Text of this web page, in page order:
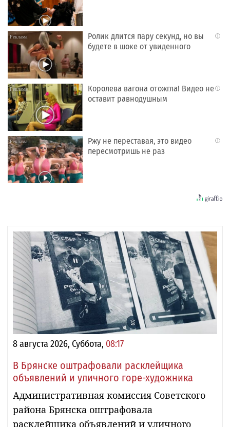
i
Ролик длится пару секунд, но вы
будете в шоке от увиденного
i
Королева вагона отожгла! Видео не
оставит равнодушным
i
Ржу не переставая, это видео
пересмотришь не раз
8 августа 2026, Суббота, 08:17
В Брянске оштрафовали расклейщика
объявлений и уличного горе-художника
Административная комиссия Советского
района Брянска оштрафовала
расклейщика объявлений и уличного